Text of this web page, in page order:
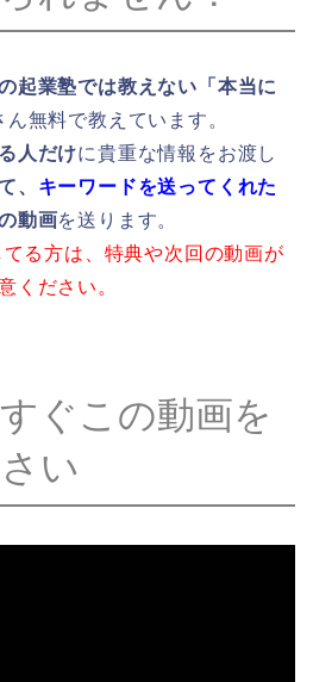
起業塾では教えない「本当に
ん無料で教えています。
人だけに貴重な情報をお渡し
、 キーワードを送ってくれた
動画を送ります。
る方は、特典や次回の動画が
ください。
ぐこの動画を
い